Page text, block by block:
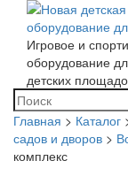
Игровое и
оборудование
детских
Главная > Каталог
садов и дворов >
комплекс